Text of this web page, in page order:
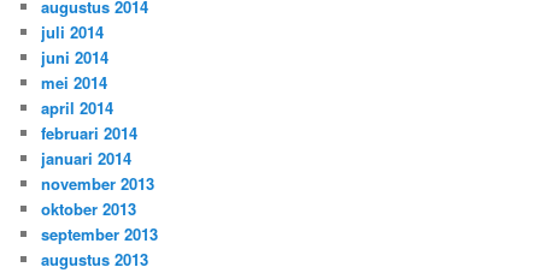
augustus 2014
juli 2014
juni 2014
mei 2014
april 2014
februari 2014
januari 2014
november 2013
oktober 2013
september 2013
augustus 2013